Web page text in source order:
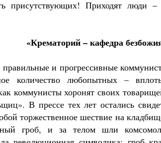
присутствующих! Приходят
«Крематорий – кафедра
и прогрессивные
количество любопытных –
коммунисты хоронят своих
В прессе тех лет остались
торжественное шествие на
гроб, и за телом шли